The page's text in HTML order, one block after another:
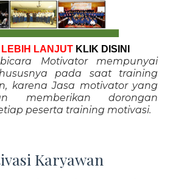
LANJUT KLIK DISINI
Motivator mempunyai
pada saat training
karena Jasa motivator yang
memberikan dorongan
peserta training motivasi.
Karyawan